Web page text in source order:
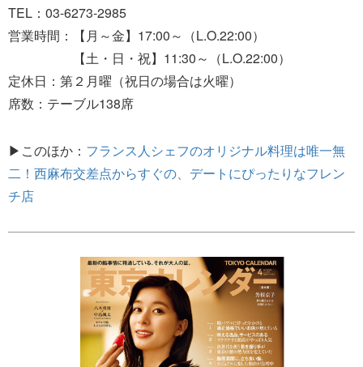
TEL：03-6273-2985
営業時間：【月～金】17:00～（L.O.22:00）
【土・日・祝】11:30～（L.O.22:00）
定休日：第２月曜（祝日の場合は火曜）
席数：テーブル138席
▶このほか： フランス人シェフのオリジナル料理は唯一無
二！西麻布交差点からすぐの、デートにぴったりなフレン
チ店